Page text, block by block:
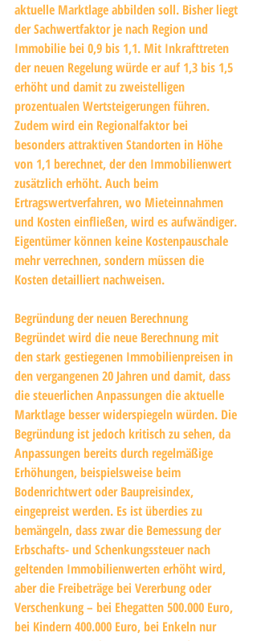
aktuelle Marktlage abbilden soll. Bisher liegt
der Sachwertfaktor je nach Region und
Immobilie bei 0,9 bis 1,1. Mit Inkrafttreten
der neuen Regelung würde er auf 1,3 bis 1,5
erhöht und damit zu zweistelligen
prozentualen Wertsteigerungen führen.
Zudem wird ein Regionalfaktor bei
besonders attraktiven Standorten in Höhe
von 1,1 berechnet, der den Immobilienwert
zusätzlich erhöht. Auch beim
Ertragswertverfahren, wo Mieteinnahmen
und Kosten einfließen, wird es aufwändiger.
Eigentümer können keine Kostenpauschale
mehr verrechnen, sondern müssen die
Kosten detailliert nachweisen.
Begründung der neuen Berechnung
Begründet wird die neue Berechnung mit
den stark gestiegenen Immobilienpreisen in
den vergangenen 20 Jahren und damit, dass
die steuerlichen Anpassungen die aktuelle
Marktlage besser widerspiegeln würden. Die
Begründung ist jedoch kritisch zu sehen, da
Anpassungen bereits durch regelmäßige
Erhöhungen, beispielsweise beim
Bodenrichtwert oder Baupreisindex,
eingepreist werden. Es ist überdies zu
bemängeln, dass zwar die Bemessung der
Erbschafts- und Schenkungssteuer nach
geltenden Immobilienwerten erhöht wird,
aber die Freibeträge bei Vererbung oder
Verschenkung – bei Ehegatten 500.000 Euro,
bei Kindern 400.000 Euro, bei Enkeln nur